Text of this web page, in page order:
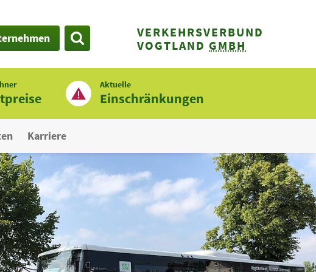
VERKEHRSVERBUND
VOGTLAND GMBH
Aktuelle
Einschränkungen
Karriere